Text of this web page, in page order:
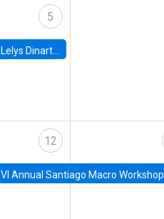
5
Lelys Dinarte, Banco Mundial
12
VI Annual Santiago Macro Workshop